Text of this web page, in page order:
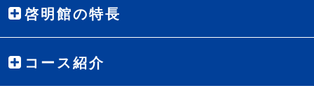
啓明館の特長
コース紹介